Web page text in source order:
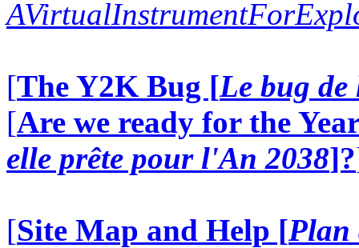
[The Y2K Bug [Le bug
[Are we ready for the
elle prête pour l'An 2038]?
[Site Map and Help [Plan